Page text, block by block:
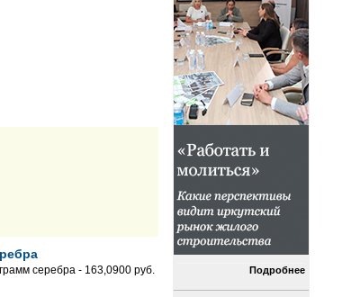
серебра - 163,0900 руб.
Подробнее